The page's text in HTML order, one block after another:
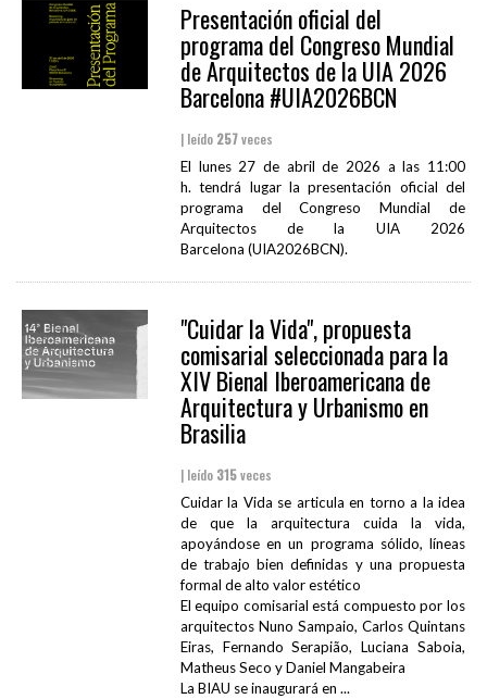
Presentación oficial del
programa del Congreso Mundial
de Arquitectos de la UIA 2026
Barcelona #UIA2026BCN
| leído 257veces
El lunes 27 de abril de 2026 a las 11:00
h. tendrá lugar la presentación oficial del
programa del Congreso Mundial de
Arquitectos de la UIA 2026
Barcelona (UIA2026BCN).
"Cuidar la Vida", propuesta
comisarial seleccionada para la
XIV Bienal Iberoamericana de
Arquitectura y Urbanismo en
Brasilia
| leído 315veces
Cuidar la Vida se articula en torno a la idea
de que la arquitectura cuida la vida,
apoyándose en un programa sólido, líneas
de trabajo bien definidas y una propuesta
formal de alto valor estético
El equipo comisarial está compuesto por los
arquitectos Nuno Sampaio, Carlos Quintans
Eiras, Fernando Serapião, Luciana Saboia,
Matheus Seco y Daniel Mangabeira
La BIAU se inaugurará en ...